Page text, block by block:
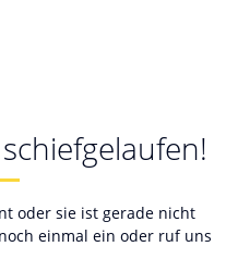
oder sie ist gerade nicht
einmal ein oder ruf uns